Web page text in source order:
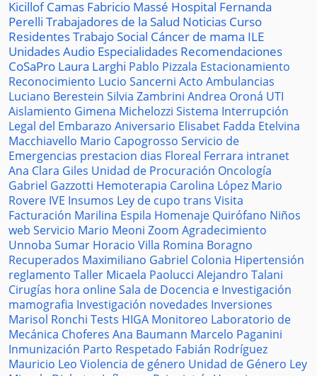
KicillofCamas Fabricio Massé Hospital Fernanda
Perelli Trabajadores de la Salud Noticias Curso
ResidentesTrabajo Social Cáncer de mama ILE
UnidadesAudio Especialidades Recomendaciones
CoSaPro Laura Larghi Pablo Pizzala Estacionamiento
Reconocimiento Lucio Sancerni Acto Ambulancias
Luciano Berestein Silvia Zambrini Andrea Oroná UTI
Aislamiento Gimena Michelozzi Sistema Interrupción
Legal del Embarazo Aniversario Elisabet Fadda Etelvina
Macchiavello Mario Capogrosso Servicio de
Emergencias prestacion dias Floreal Ferrara intranet
Ana Clara Giles Unidad de Procuración Oncología
Gabriel Gazzotti Hemoterapia Carolina López Mario
Rovere IVE Insumos Ley de cupo trans Visita
Facturación Marilina Espila Homenaje Quirófano Niños
web Servicio Mario Meoni Zoom Agradecimiento
Unnoba Sumar Horacio Villa Romina Boragno
Recuperados Maximiliano Gabriel Colonia Hipertensión
reglamento Taller Micaela Paolucci Alejandro Talani
Cirugías hora onlineSala de Docencia e Investigación
mamografia Investigación novedades Inversiones
Marisol Ronchi Tests HIGA Monitoreo Laboratorio de
Mecánica Choferes Ana Baumann Marcelo Paganini
Inmunización Parto Respetado Fabián Rodríguez
Mauricio Leo Violencia de género Unidad de Género Ley